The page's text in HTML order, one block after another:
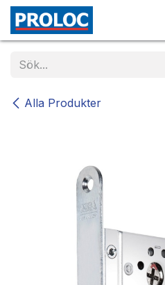
Hoppa till innehåll
Alla Produkter